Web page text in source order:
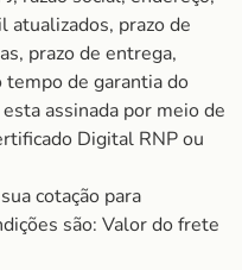
atualizados, prazo de
prazo de entrega,
tempo de garantia do
assinada por meio de
Digital RNP ou
cotação para
são: Valor do frete